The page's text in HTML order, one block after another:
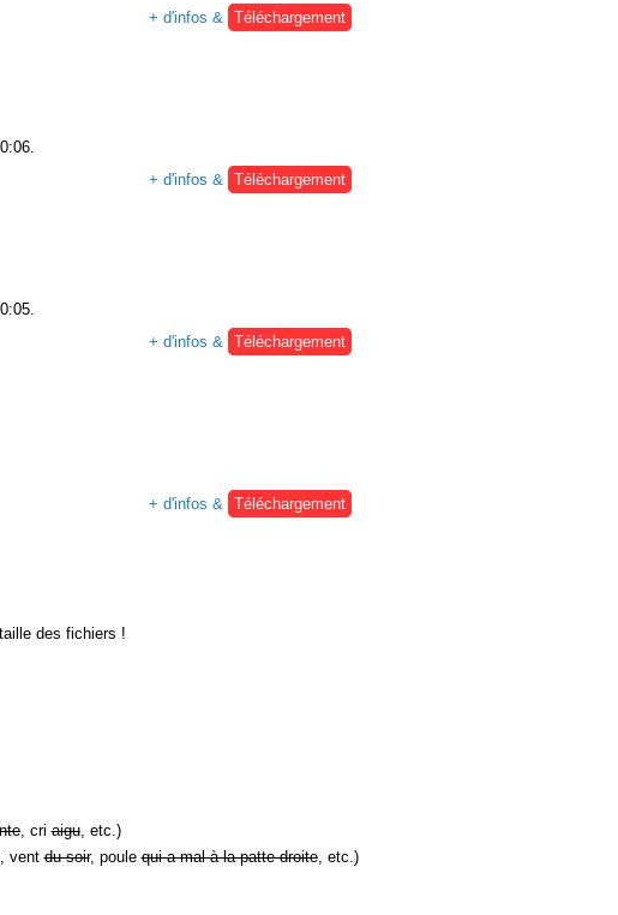
+ d'infos & Téléchargement
+ d'infos & Téléchargement
+ d'infos &
Téléchargement
+ d'infos &
Téléchargement
des fichiers !
, criaigu, etc.)
, ventdu soir, poulequi a mal à la patte droite, etc.)